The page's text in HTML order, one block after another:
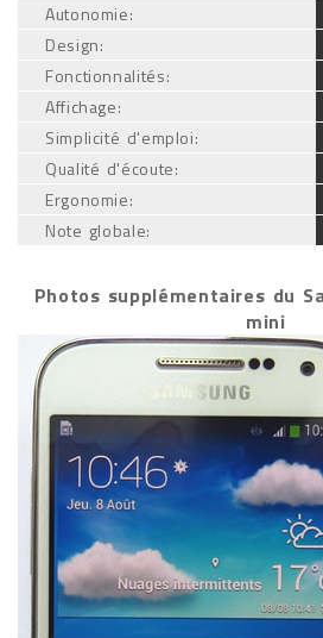
Autonomie:
Design:
Fonctionnalités:
Affichage:
Simplicité d'emploi:
Qualité d'écoute:
Ergonomie:
Note globale:
Photos supplémentaires du
mini